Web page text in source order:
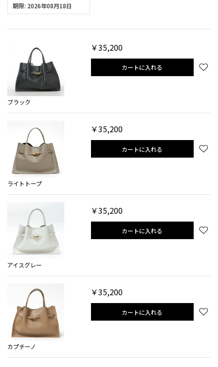
期限: 2026年08月18日
ブラック
￥35,200
カートに入れる
ライトトープ
￥35,200
カートに入れる
アイスグレー
￥35,200
カートに入れる
カプチーノ
￥35,200
カートに入れる